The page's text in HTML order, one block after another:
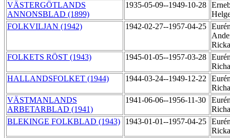
VÄSTERGÖTLANDS
ANNONSBLAD (1899)
1935-05-09--1949-10-28
FOLKVILJAN (1942)
1942-02-27--1957-04-25
FOLKETS RÖST (1943)
1945-01-05--1957-03-28
HALLANDSFOLKET (1944)
1944-03-24--1949-12-22
VÄSTMANLANDS
ARBETARBLAD (1941)
1941-06-06--1956-11-30
BLEKINGE FOLKBLAD (1943)
1943-01-01--1957-04-25